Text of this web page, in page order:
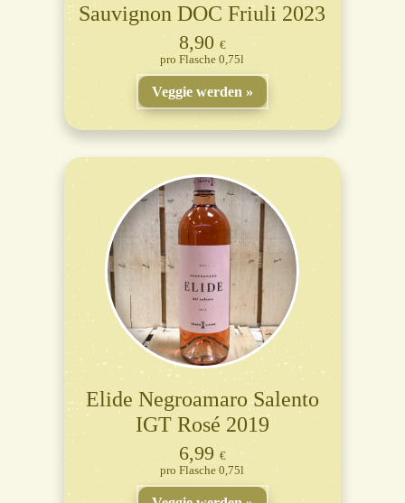
Sauvignon DOC Friuli 2023
8,90 €
Flasche 0,75l
Veggie werden
Elide Negroamaro Salento
IGT Rosé 2019
6,99€
Flasche 0,75l